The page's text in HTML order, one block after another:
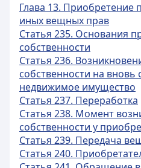
Глава 13. Приобретение
иных вещных прав
Статья 235. Основания
собственности
Статья 236.
собственности на вновь
недвижимое имущество
Статья 237. Переработка
Статья 238. Момент
собственности у
Статья 239. Передача
Статья 240.